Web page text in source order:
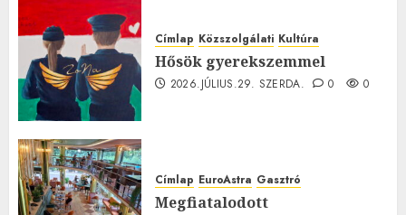
Címlap Közszolgálati Kultúra
Hősök gyerekszemmel
2026.JÚLIUS.29. SZERDA. 0 0
Címlap EuroAstra Gasztró
Megfiatalodott